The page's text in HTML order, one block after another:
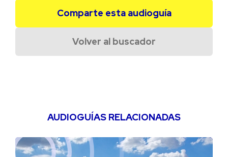
Comparte esta audioguía
Volver al buscador
AUDIOGUÍAS RELACIONADAS